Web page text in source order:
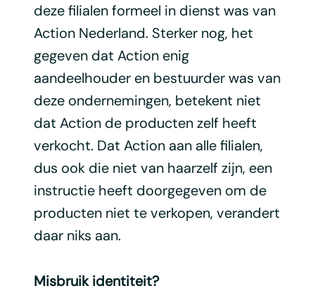
deze filialen formeel in dienst was van
Action Nederland. Sterker nog, het
gegeven dat Action enig
aandeelhouder en bestuurder was van
deze ondernemingen, betekent niet
dat Action de producten zelf heeft
verkocht. Dat Action aan alle filialen,
dus ook die niet van haarzelf zijn, een
instructie heeft doorgegeven om de
producten niet te verkopen, verandert
daar niks aan.
Misbruik identiteit?